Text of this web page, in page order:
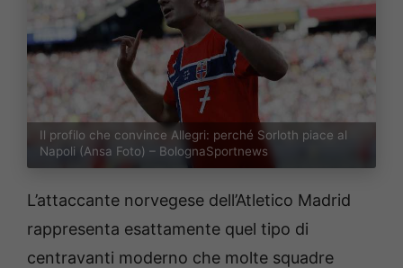
Il profilo che convince Allegri: perché Sorloth piace al
Napoli (Ansa Foto) – BolognaSportnews
L’attaccante norvegese dell’Atletico Madrid
rappresenta esattamente quel tipo di
centravanti moderno che molte squadre